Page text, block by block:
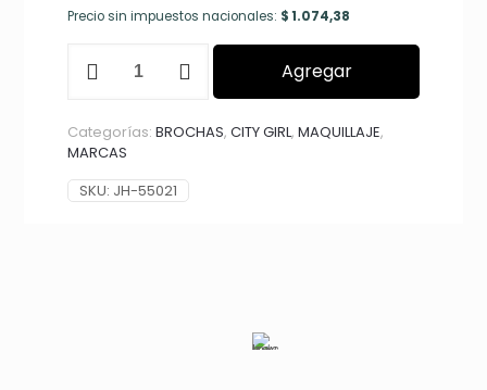
Precio sin impuestos nacionales: $1.074,38
PARA
GIRL
JH-
55021*600
cantidad
Agregar
Categorías:BROCHAS,CITY GIRL,MAQUILLAJE,
MARCAS
SKU: JH-55021